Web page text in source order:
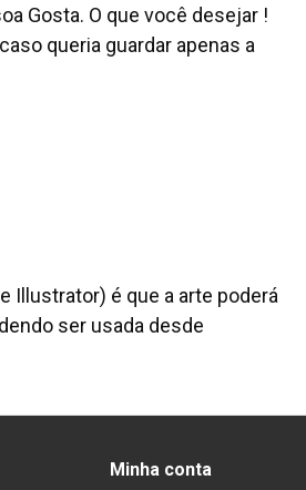
Gosta. O que você desejar !
queria guardar apenas a
Illustrator) é que a arte poderá
ser usada desde
Minha conta